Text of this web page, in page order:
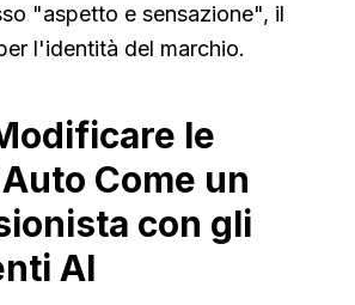
"aspetto e sensazione", il
l'identità del marchio.
le
Come un
con gli
AI